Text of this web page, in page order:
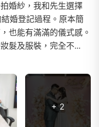
婚紗，我和先生選擇
婚登記過程。原本簡
也能有滿滿的儀式感。
髮及服裝，完全不...
+ 2